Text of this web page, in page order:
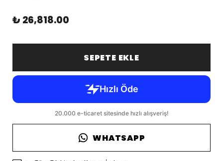
₺ 26,818.00
SEPETE EKLE
WHATSAPP